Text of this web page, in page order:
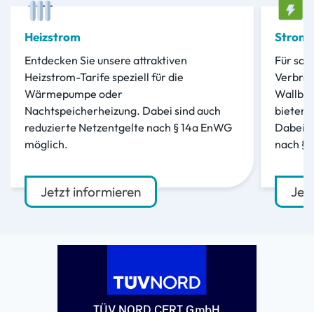
Heizstrom
Entdecken Sie unsere attraktiven
Heizstrom-Tarife speziell für die
Wärmepumpe oder
Nachtspeicherheizung. Dabei sind auch
reduzierte Netzentgelte nach § 14a EnWG
möglich.
Jetzt informieren
Für
bieten
Dabei
nach §